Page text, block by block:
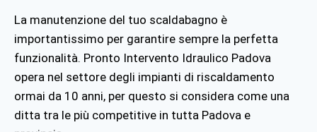
La manutenzione del tuo scaldabagno è
importantissimo per garantire sempre la perfetta
funzionalità. Pronto Intervento Idraulico Padova
opera nel settore degli impianti di riscaldamento
ormai da 10 anni, per questo si considera come una
ditta tra le più competitive in tutta Padova e